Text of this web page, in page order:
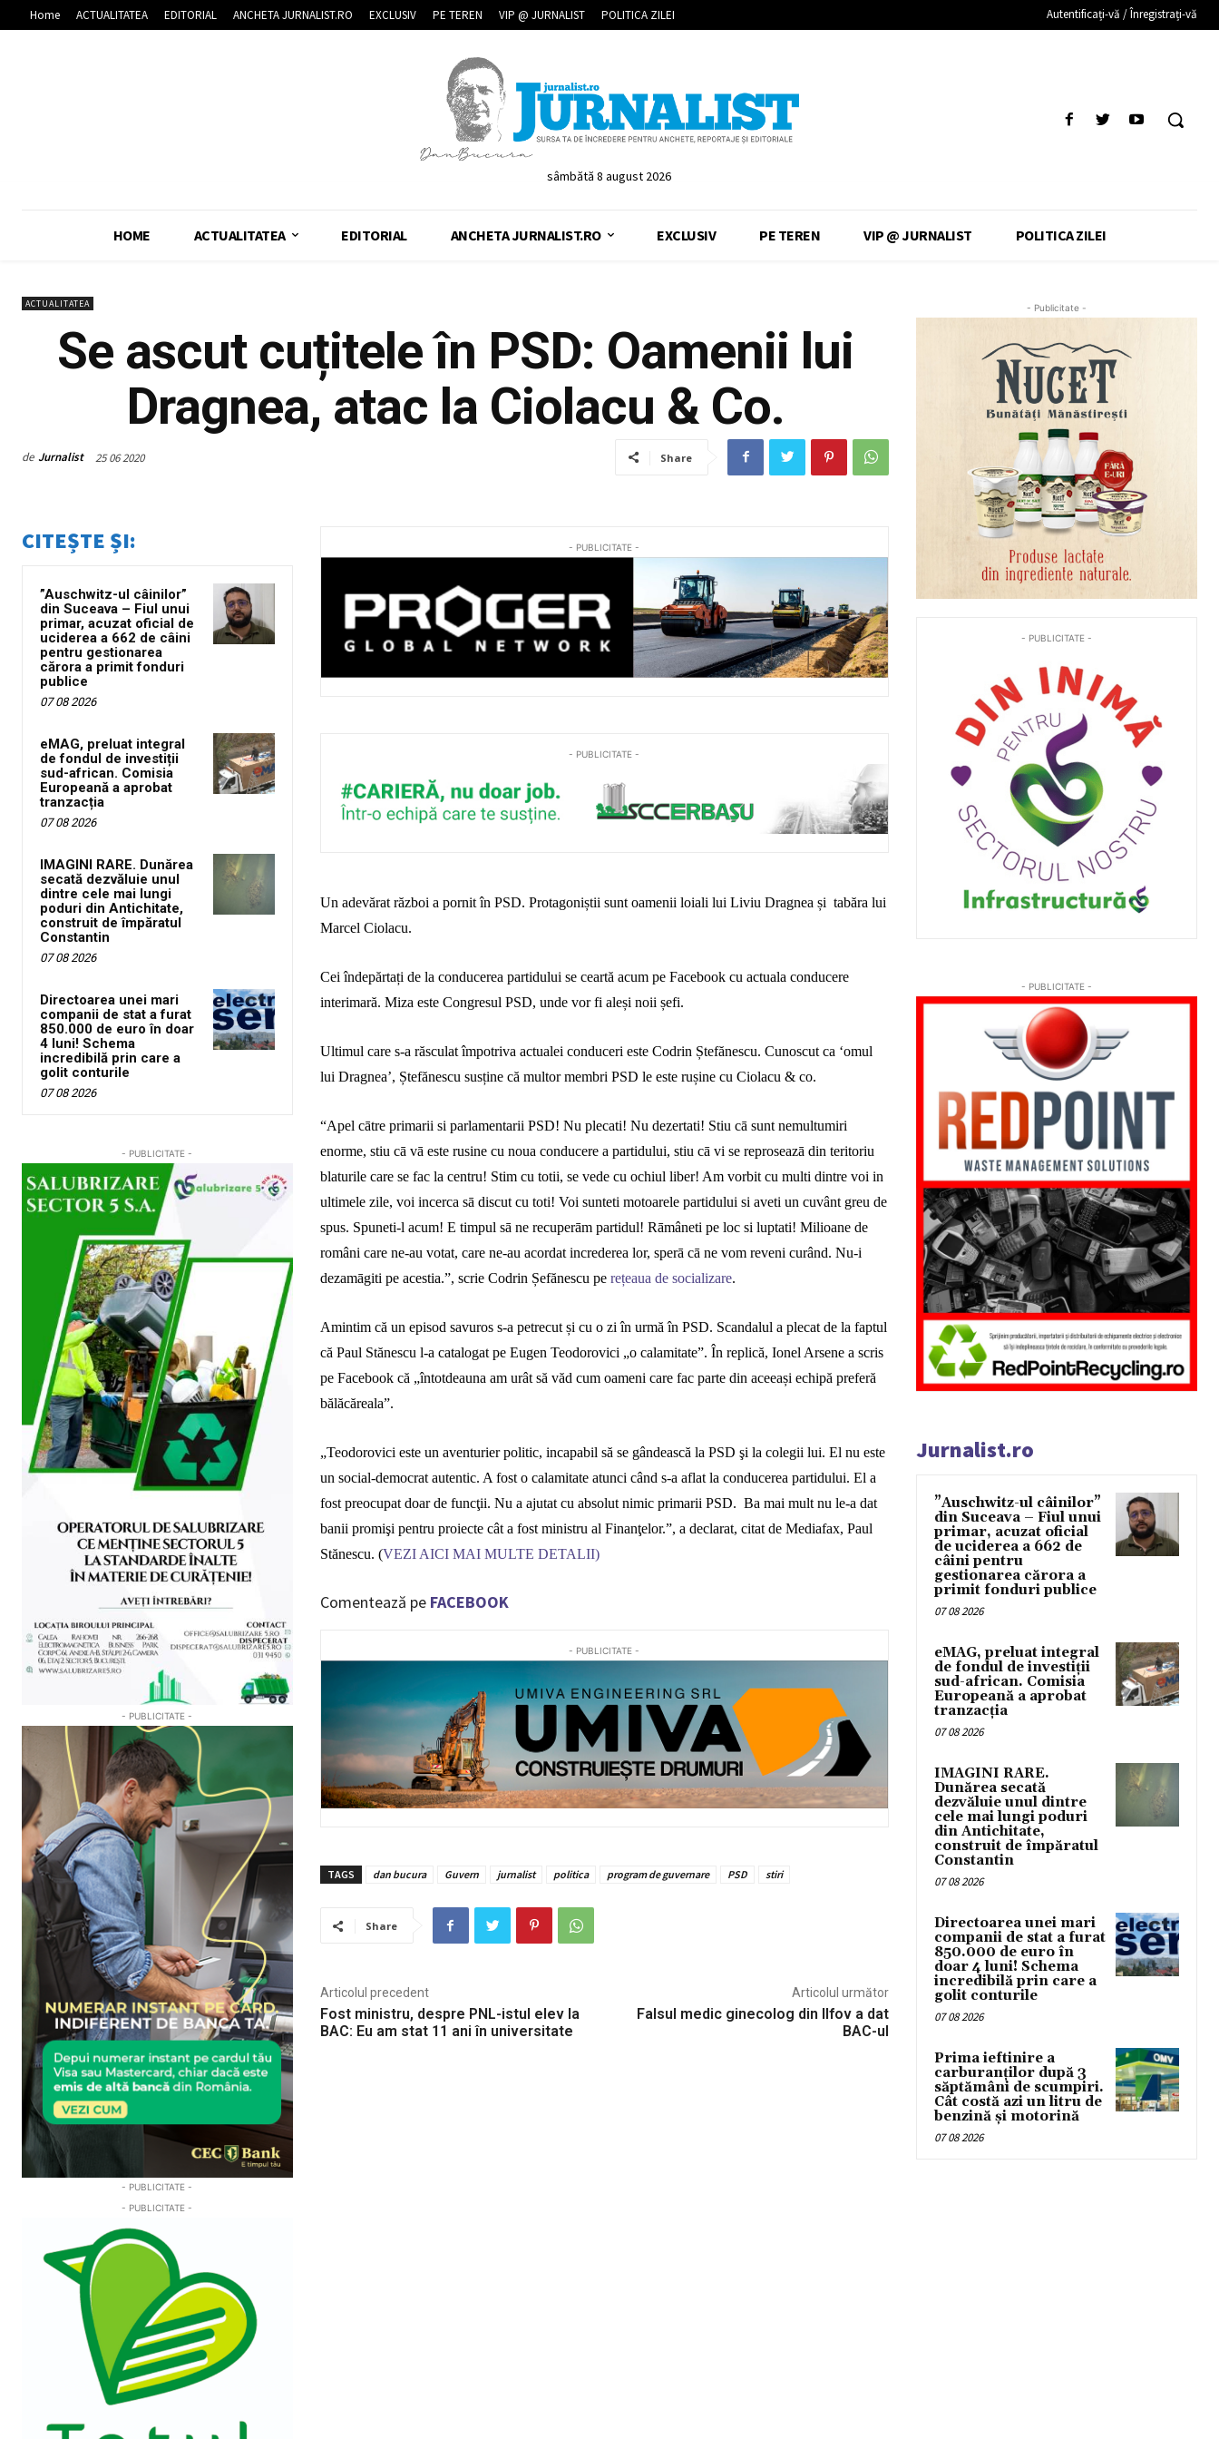
Home ACTUALITATEA EDITORIAL ANCHETA JURNALIST.RO EXCLUSIV PE TEREN VIP @ JURNALIST POLITICA ZILEI Autentificați-vă / Înregistrați-vă
sâmbătă 8 august 2026
HOME ACTUALITATEA EDITORIAL ANCHETA JURNALIST.RO EXCLUSIV PE TEREN VIP @ JURNALIST POLITICA ZILEI
ACTUALITATEA
Se ascut cuțitele în PSD: Oamenii lui
Dragnea, atac la Ciolacu & Co.
de Jurnalist 25 06 2020 Share
CITEȘTE ȘI:
”Auschwitz-ul câinilor”
din Suceava – Fiul unui
primar, acuzat oficial de
uciderea a 662 de câini
pentru gestionarea
cărora a primit fonduri
publice
07 08 2026
eMAG, preluat integral
de fondul de investiții
sud-african. Comisia
Europeană a aprobat
tranzacția
07 08 2026
IMAGINI RARE. Dunărea
secată dezvăluie unul
dintre cele mai lungi
poduri din Antichitate,
construit de împăratul
Constantin
07 08 2026
Directoarea unei mari
companii de stat a furat
850.000 de euro în doar
4 luni! Schema
incredibilă prin care a
golit conturile
07 08 2026
- PUBLICITATE -
- PUBLICITATE -
- PUBLICITATE -
- PUBLICITATE -
- PUBLICITATE -
- PUBLICITATE -
Un adevărat război a pornit în PSD. Protagoniștii sunt oamenii loiali lui Liviu Dragnea și tabăra lui
Marcel Ciolacu.
Cei îndepărtați de la conducerea partidului se ceartă acum pe Facebook cu actuala conducere
interimară. Miza este Congresul PSD, unde vor fi aleși noii șefi.
Ultimul care s-a răsculat împotriva actualei conduceri este Codrin Ștefănescu. Cunoscut ca ‘omul
lui Dragnea’, Ștefănescu susține că multor membri PSD le este rușine cu Ciolacu & co.
“Apel cātre primarii si parlamentarii PSD! Nu plecati! Nu dezertati! Stiu cā sunt nemultumiri
enorme, stiu cā vā este rusine cu noua conducere a partidului, stiu cā vi se reproseazā din teritoriu
blaturile care se fac la centru! Stim cu totii, se vede cu ochiul liber! Am vorbit cu multi dintre voi in
ultimele zile, voi incerca sā discut cu toti! Voi sunteti motoarele partidului si aveti un cuvânt greu de
spus. Spuneti-l acum! E timpul sā ne recuperām partidul! Rāmâneti pe loc si luptati! Milioane de
români care ne-au votat, care ne-au acordat increderea lor, sperā cā ne vom reveni curând. Nu-i
dezamāgiti pe acestia.”, scrie Codrin Șefănescu pe rețeaua de socializare.
Amintim că un episod savuros s-a petrecut și cu o zi în urmă în PSD. Scandalul a plecat de la faptul
că Paul Stănescu l-a catalogat pe Eugen Teodorovici „o calamitate”. În replică, Ionel Arsene a scris
pe Facebook că „întotdeauna am urât să văd cum oameni care fac parte din aceeași echipă preferă
bălăcăreala”.
„Teodorovici este un aventurier politic, incapabil să se gândească la PSD şi la colegii lui. El nu este
un social-democrat autentic. A fost o calamitate atunci când s-a aflat la conducerea partidului. El a
fost preocupat doar de funcţii. Nu a ajutat cu absolut nimic primarii PSD. Ba mai mult nu le-a dat
banii promişi pentru proiecte cât a fost ministru al Finanţelor.”, a declarat, citat de Mediafax, Paul
Stănescu. (VEZI AICI MAI MULTE DETALII)
Comentează pe FACEBOOK
- PUBLICITATE -
TAGS dan bucura Guvern jurnalist politica program de guvernare PSD stiri
Share
Articolul precedent
Fost ministru, despre PNL-istul elev la
BAC: Eu am stat 11 ani în universitate
Articolul următor
Falsul medic ginecolog din Ilfov a dat
BAC-ul
- Publicitate -
- PUBLICITATE -
- PUBLICITATE -
Jurnalist.ro
”Auschwitz-ul câinilor”
din Suceava – Fiul unui
primar, acuzat oficial
de uciderea a 662 de
câini pentru
gestionarea cărora a
primit fonduri publice
07 08 2026
eMAG, preluat integral
de fondul de investiții
sud-african. Comisia
Europeană a aprobat
tranzacția
07 08 2026
IMAGINI RARE.
Dunărea secată
dezvăluie unul dintre
cele mai lungi poduri
din Antichitate,
construit de împăratul
Constantin
07 08 2026
Directoarea unei mari
companii de stat a furat
850.000 de euro în
doar 4 luni! Schema
incredibilă prin care a
golit conturile
07 08 2026
Prima ieftinire a
carburanților după 3
săptămâni de scumpiri.
Cât costă azi un litru de
benzină și motorină
07 08 2026